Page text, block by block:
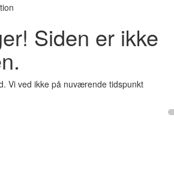
Siden er ikke
Vi ved ikke på nuværende tidspunkt